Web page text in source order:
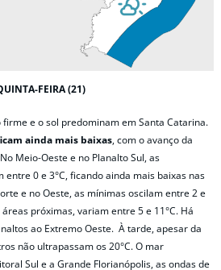
FEIRA (21)
firme e o sol predominam em Santa Catarina.
ainda mais baixas, com o avanço da
Meio-Oeste e no Planalto Sul, as
0 e 3°C, ficando ainda mais baixas nas
e no Oeste, as mínimas oscilam entre 2 e
próximas, variam entre 5 e 11°C. Há
ao Extremo Oeste. À tarde, apesar da
não ultrapassam os 20°C. O mar
Sul e a Grande Florianópolis, as ondas de